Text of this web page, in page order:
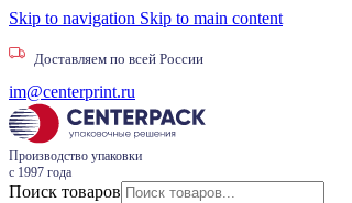
Skip to navigation Skip to main content
Доставляем по всей России
im@centerprint.ru
Производство упаковки
с 1997 года
Поиск товаров